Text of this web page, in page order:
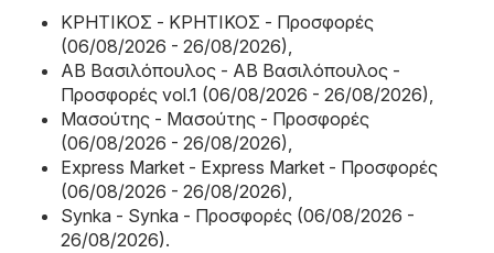
ΚΡΗΤΙΚΟΣ - ΚΡΗΤΙΚΟΣ - Προσφορές
(06/08/2026 - 26/08/2026),
ΑΒ Βασιλόπουλος - ΑΒ Βασιλόπουλος -
Προσφορές vol.1 (06/08/2026 - 26/08/2026),
Μασούτης - Μασούτης - Προσφορές
(06/08/2026 - 26/08/2026),
Express Market - Express Market - Προσφορές
(06/08/2026 - 26/08/2026),
Synka - Synka - Προσφορές (06/08/2026 -
26/08/2026).